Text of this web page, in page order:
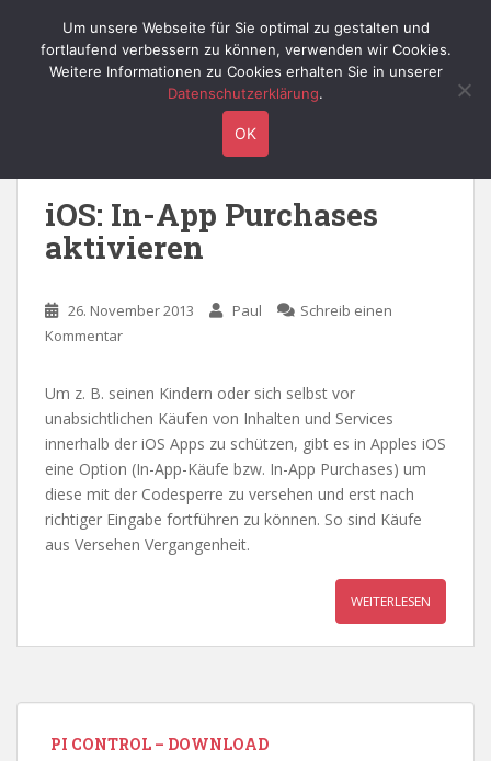
Willy's Technik-Blog
iphone
iOS: In-App Purchases
aktivieren
26. November 2013 Paul
Schreib einen
Kommentar
Um z. B. seinen Kindern oder sich selbst vor
unabsichtlichen Käufen von Inhalten und Services
innerhalb der iOS Apps zu schützen, gibt es in Apples iOS
eine Option (In-App-Käufe bzw. In-App Purchases) um
diese mit der Codesperre zu versehen und erst nach
richtiger Eingabe fortführen zu können. So sind Käufe
aus Versehen Vergangenheit.
WEITERLESEN
PI CONTROL – DOWNLOAD
Um unsere Webseite für Sie optimal zu gestalten und
fortlaufend verbessern zu können, verwenden wir Cookies.
Weitere Informationen zu Cookies erhalten Sie in unserer
Datenschutzerklärung.
OK